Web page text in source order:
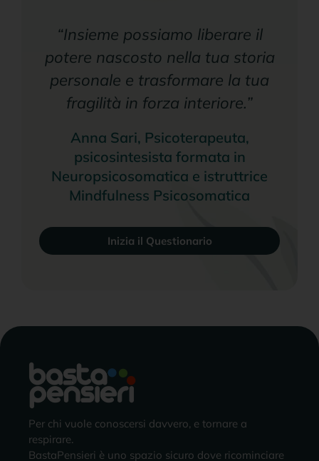
“Insieme possiamo liberare il
potere nascosto nella tua storia
personale e trasformare la tua
fragilità in forza interiore.”
Anna Sari, Psicoterapeuta,
psicosintesista formata in
Neuropsicosomatica e istruttrice
Mindfulness Psicosomatica
Inizia il Questionario
Per chi vuole conoscersi davvero, e tornare a
respirare.
BastaPensieri è uno spazio sicuro dove ricominciare